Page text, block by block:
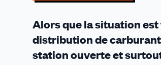
pas
plus
d’idée
Alors que la situation
distribution de carburant
station ouverte et